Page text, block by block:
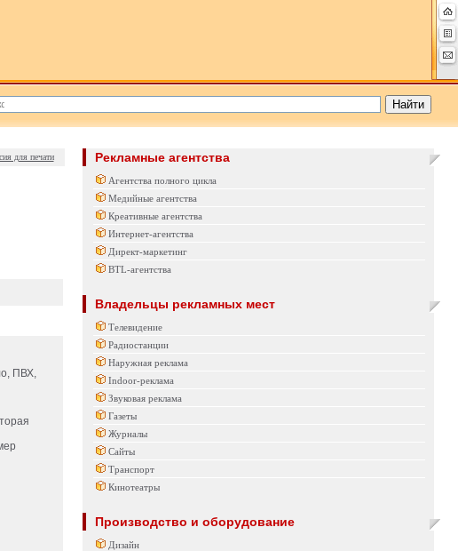
для печати
ПВХ,
Рекламные агентства
Агентства полного цикла
Медийные агентства
Креативные агентства
Интернет-агентства
Директ-маркетинг
BTL-агентства
Владельцы рекламных мест
Телевидение
Радиостанции
Наружная реклама
Indoor-реклама
Звуковая реклама
Газеты
Журналы
Сайты
Транспорт
Кинотеатры
Производство и оборудование
Дизайн